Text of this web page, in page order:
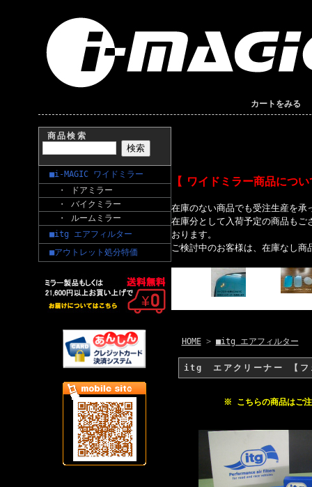
カートをみる
商品検索
■i-MAGIC ワイドミラー
・ ドアミラー
・ バイクミラー
・ ルームミラー
■itg エアフィルター
■アウトレット処分特価
【 ワイドミラー商品につ
在庫のない商品でも受注生産を承
在庫分として入荷予定の商品もご
おります。
ご検討中のお客様は、在庫なし
HOME> ■itg エアフィルター
itg エアクリーナー 【フ
※ こちらの商品はご注